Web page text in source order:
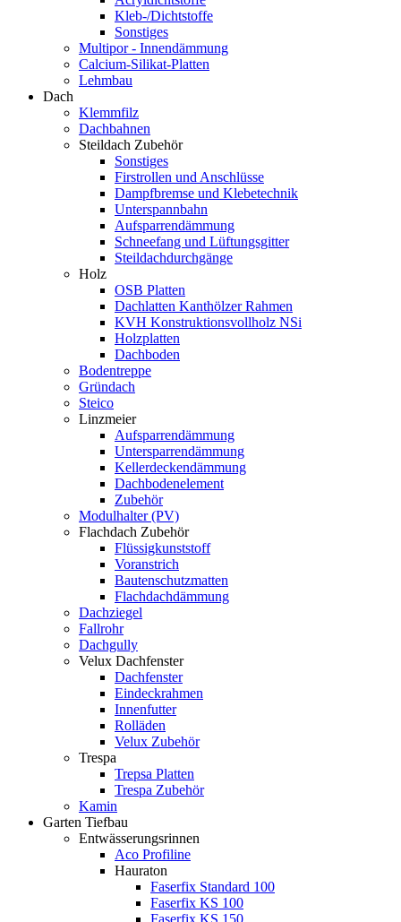
Kleb-/Dichtstoffe
Sonstiges
Multipor - Innendämmung
Calcium-Silikat-Platten
Lehmbau
Dach
Klemmfilz
Dachbahnen
Steildach Zubehör
Sonstiges
Firstrollen und Anschlüsse
Dampfbremse und Klebetechnik
Unterspannbahn
Aufsparrendämmung
Schneefang und Lüftungsgitter
Steildachdurchgänge
Holz
OSB Platten
Dachlatten Kanthölzer Rahmen
KVH Konstruktionsvollholz NSi
Holzplatten
Dachboden
Bodentreppe
Gründach
Steico
Linzmeier
Aufsparrendämmung
Untersparrendämmung
Kellerdeckendämmung
Dachbodenelement
Zubehör
Modulhalter (PV)
Flachdach Zubehör
Flüssigkunststoff
Voranstrich
Bautenschutzmatten
Flachdachdämmung
Dachziegel
Fallrohr
Dachgully
Velux Dachfenster
Dachfenster
Eindeckrahmen
Innenfutter
Rolläden
Velux Zubehör
Trespa
Trepsa Platten
Trespa Zubehör
Kamin
Garten Tiefbau
Entwässerungsrinnen
Aco Profiline
Hauraton
Faserfix Standard 100
Faserfix KS 100
Faserfix KS 150